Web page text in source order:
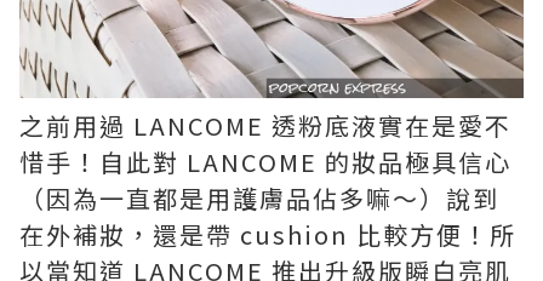
之前用過 LANCOME 透粉底液實在是愛不
惜手！自此對 LANCOME 的妝品極具信心
（因為一直都是用護膚品佔多嘛～）說到
在外補妝，還是帶 cushion 比較方便！所
以當知道 LANCOME 推出升級版瞬白亮肌